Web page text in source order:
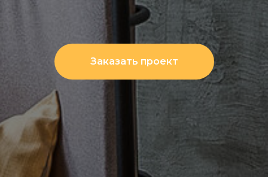
Заказать проект